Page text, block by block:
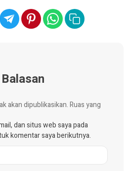
akan dipublikasikan.Ruas yang
dan situs web saya pada
komentar saya berikutnya.